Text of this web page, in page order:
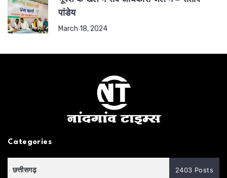
पांडेय
March 18, 2024
Categories
छत्तीसगढ़ 2403 Posts